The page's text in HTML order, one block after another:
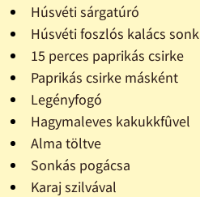
Húsvéti sárgatúró
Húsvéti foszlós kalács
15 perces paprikás csirke
Paprikás csirke másként
Legényfogó
Hagymaleves kakukkfûvel
Alma töltve
Sonkás pogácsa
Karaj szilvával